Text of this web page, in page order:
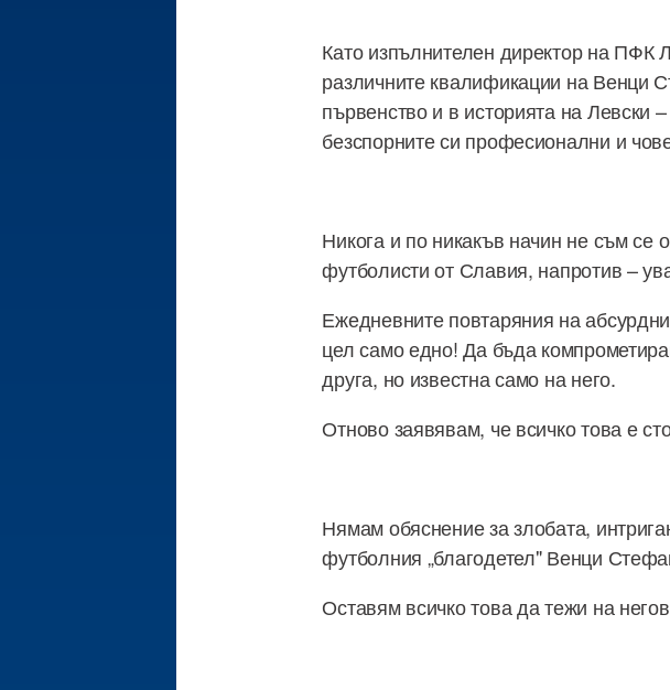
Като изпълнителен директор на ПФК
различните квалификации на Венци
първенство и в историята на
безспорните си професионални и
Никога и по никакъв начин не съм се
футболисти от Славия, напротив –
Ежедневните повтаряния на
цел само едно! Да бъда
друга, но известна само на него.
Отново заявявам, че всичко това е
Нямам обяснение за злобата,
футболния „благодетел" Венци
Оставям всичко това да тежи на